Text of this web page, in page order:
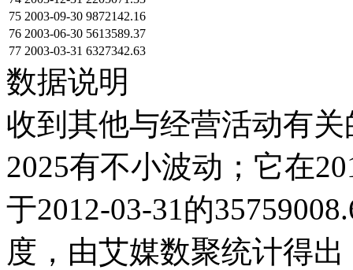
75 2003-09-30 9872142.16
76 2003-06-30 5613589.37
77 2003-03-31 6327342.63
数据说明
收到其他与经营活动有
2025有不小波动；它在
于2012-03-31的
度，由艾媒数聚统计得